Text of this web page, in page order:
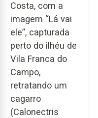
Costa, com a
imagem “Lá vai
ele”, capturada
perto do ilhéu de
Vila Franca do
Campo,
retratando um
cagarro
(Calonectris